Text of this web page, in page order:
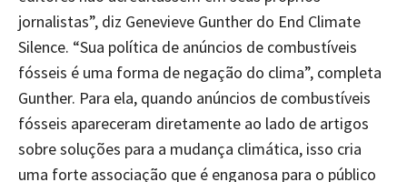
jornalistas”, diz Genevieve Gunther do End Climate
Silence. “Sua política de anúncios de combustíveis
fósseis é uma forma de negação do clima”, completa
Gunther. Para ela, quando anúncios de combustíveis
fósseis apareceram diretamente ao lado de artigos
sobre soluções para a mudança climática, isso cria
uma forte associação que é enganosa para o público